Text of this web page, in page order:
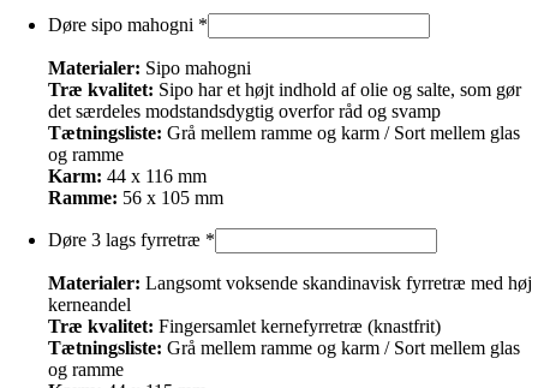
Døre sipo mahogni *
Materialer: Sipo mahogni
Træ kvalitet: Sipo har et højt indhold af olie og salte, som gør
det særdeles modstandsdygtig overfor råd og svamp
Tætningsliste: Grå mellem ramme og karm / Sort mellem glas
og ramme
Karm: 44 x 116 mm
Ramme: 56 x 105 mm
Døre 3 lags fyrretræ *
Materialer: Langsomt voksende skandinavisk fyrretræ med høj
kerneandel
Træ kvalitet: Fingersamlet kernefyrretræ (knastfrit)
Tætningsliste: Grå mellem ramme og karm / Sort mellem glas
og ramme